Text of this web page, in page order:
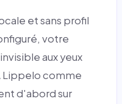
et sans profil
votre
aux yeux
Lippelo comme
d'abord sur